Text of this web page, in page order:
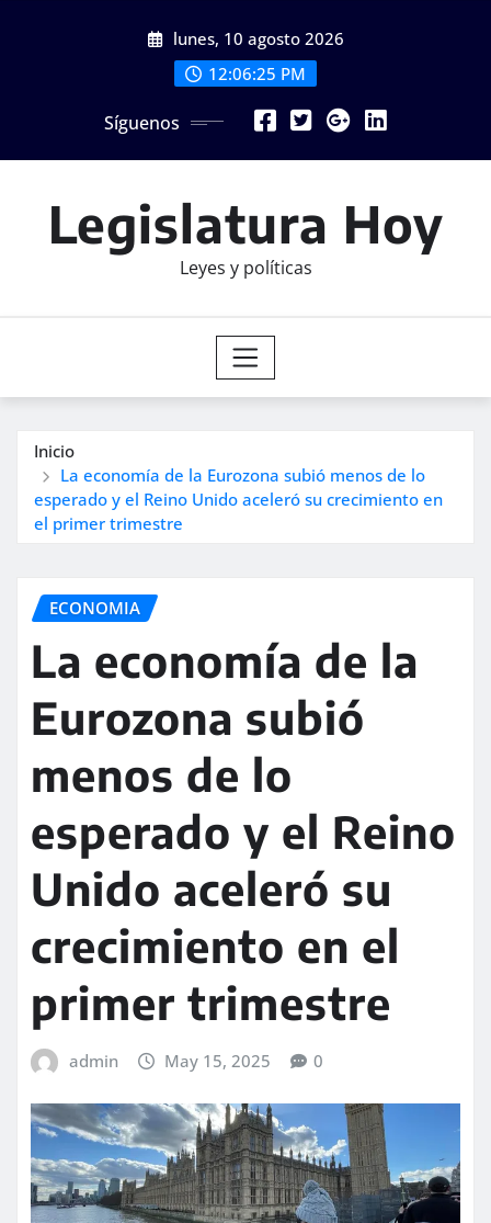
lunes, 10 agosto 2026
12:06:26 PM
Síguenos
Legislatura Hoy
Leyes y políticas
Inicio
La economía de la Eurozona subió menos de lo
esperado y el Reino Unido aceleró su crecimiento en
el primer trimestre
ECONOMIA
La economía de la
Eurozona subió
menos de lo
esperado y el Reino
Unido aceleró su
crecimiento en el
primer trimestre
admin May 15, 2025 0